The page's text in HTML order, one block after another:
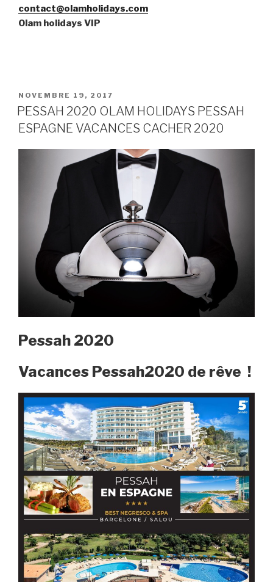
contact@olamholidays.com
Olam holidays VIP
PUBLIÉ
LE
NOVEMBRE 19, 2017
PESSAH 2020 OLAM HOLIDAYS PESSAH
ESPAGNE VACANCES CACHER 2020
Pessah 2020
Vacances Pessah2020 de rêve !